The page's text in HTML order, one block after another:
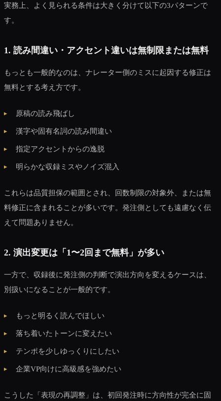
実務上、よく見られる条件は大きく分けて以下の3パターンで
す。
1. 読み間違い・アクセント違いは無制限または無料
もっとも一般的なのは、ナレーター側のミスに起因する修正は
無料とする考え方です。
原稿の読み飛ばし
漢字や固有名詞の読み間違い
指定アクセントからの逸脱
明らかな収録ミスやノイズ混入
これらは品質担保の範囲とされ、回数制限の対象外、または無
料修正に含まれることが多いです。発注側としても遠慮なく伝
えて問題ありません。
2. 演出変更は「1〜2回まで無料」が多い
一方で、収録後に発注側の判断で演出方向を変えるケースは、
別扱いになることが一般的です。
もっと明るく読んでほしい
落ち着いたトーンに変えたい
テンポを少しゆっくりにしたい
企業VP向けに高級感を強めたい
こうした「表現の再調整」は、初回発注時に方向性が完全に固